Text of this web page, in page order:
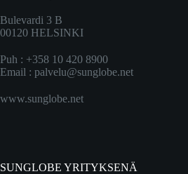
Bulevardi 3 B
00120 HELSINKI
Puh : +358 10 420 8900
Email : palvelu@sunglobe.net
www.sunglobe.net
SUNGLOBE YRITYKSENÄ